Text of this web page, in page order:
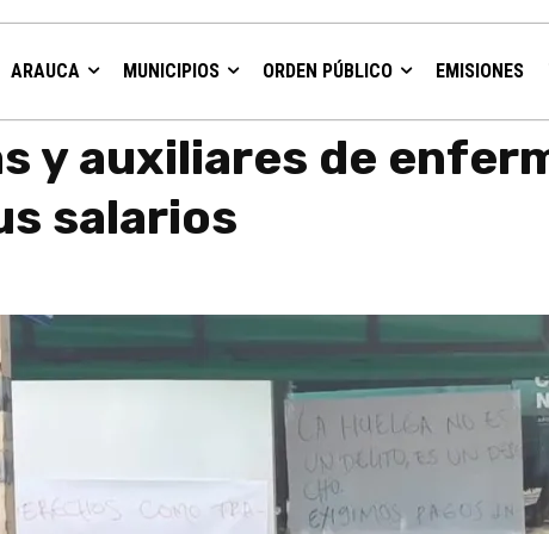
ARAUCA MUNICIPIOS ORDEN PÚBLICO EMISIONES
y auxiliares de
salarios